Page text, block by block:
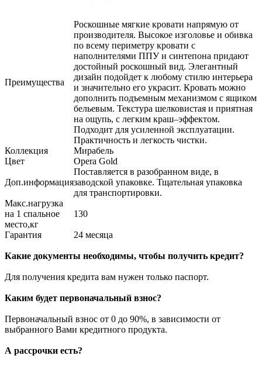
Преимущества
Роскошные мягкие кровати напрямую от
производителя. Высокое изголовье и обивка
по всему периметру кровати с
наполнителями ППУ и синтепона придают
достойный роскошный вид. Элегантный
дизайн подойдет к любому стилю интерьера
и значительно его украсит. Кровать можно
дополнить подъемным механизмом с ящиком
бельевым. Текстура шелковистая и приятная
на ощупь, с легким краш–эффектом.
Подходит для усиленной эксплуатации.
Практичность и легкость чистки.
Коллекция
Мирабель
Цвет
Opera Gold
Доп.информация
Поставляется в разобранном виде, в
заводской упаковке. Тщательная упаковка
для транспортировки.
Макс.нагрузка
на 1 спальное
место,кг
130
Гарантия 24 месяца
Какие документы необходимы, чтобы получить кредит?
Для получения кредита вам нужен только паспорт.
Каким будет первоначальный взнос?
Первоначальный взнос от 0 до 90%, в зависимости от
выбранного Вами кредитного продукта.
А рассрочки есть?